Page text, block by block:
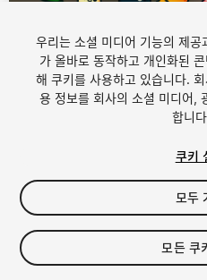
1/
$15.99
세금/부가세는 결제 시 반영됩니다.
우리는 소셜 미디어 기능의 제공
가 올바로 동작하고 개인화된
해 쿠키를 사용하고 있습니다.
용 정보를 회사의 소셜 미디어,
합니
쿠키
모두
모든 쿠